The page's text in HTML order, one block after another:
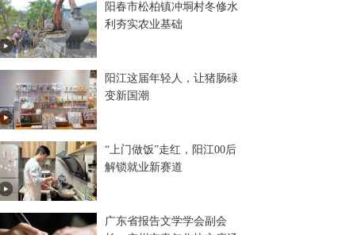
阳春市松柏镇冲垌村冬修水
利夯实农业基础
阳江这届年轻人，让猪肠碌
变新国潮
“上门做饭”走红，阳江00后
解锁就业新赛道
广东省报告文学学会副会